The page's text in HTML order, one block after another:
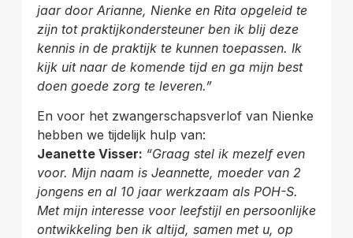
jaar door Arianne, Nienke en Rita opgeleid te
zijn tot praktijkondersteuner ben ik blij deze
kennis in de praktijk te kunnen toepassen. Ik
kijk uit naar de komende tijd en ga mijn best
doen goede zorg te leveren.”
En voor het zwangerschapsverlof van Nienke
hebben we tijdelijk hulp van:
Jeanette Visser: “Graag stel ik mezelf even
voor. Mijn naam is Jeannette, moeder van 2
jongens en al 10 jaar werkzaam als POH-S.
Met mijn interesse voor leefstijl en persoonlijke
ontwikkeling ben ik altijd, samen met u, op